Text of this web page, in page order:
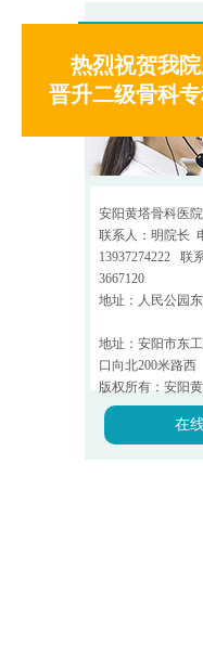
热烈祝贺我
晋升二级骨科
安阳黄塔骨科医院
联系人：明院长
13937274222 联
3667120
地址：人民公园
地址：安阳市东
口向北200米路西
版权所有：安阳
在